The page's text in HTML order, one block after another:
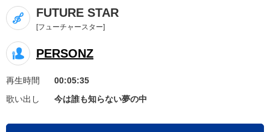
ユーザー検索
キャンペーン
お知らせ よくあるご質問
DAMの新曲・ランキングなど
FUTURE STAR
[フューチャースター]
PERSONZ
再生時間
00:05:35
歌い出し
今は誰も知らない夢の中